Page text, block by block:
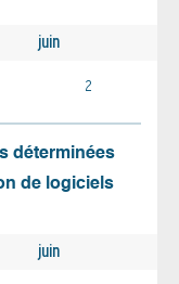
juin
2
déterminées
de logiciels
juin